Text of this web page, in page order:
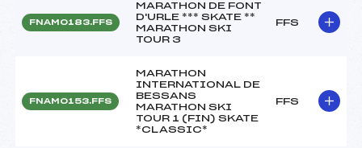
FNAM0183.FFS
MARATHON DE FONT
D'URLE *** SKATE **
MARATHON SKI
TOUR 3
FFS
FNAM0153.FFS
MARATHON
INTERNATIONAL DE
BESSANS
MARATHON SKI
TOUR 1 (FIN) SKATE
*CLASSIC*
FFS